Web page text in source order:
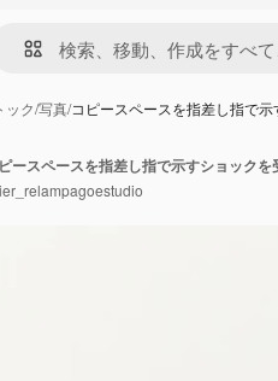
ック/写真/コピースペースを指差し指で
ースペースを指差し指で示すショックを